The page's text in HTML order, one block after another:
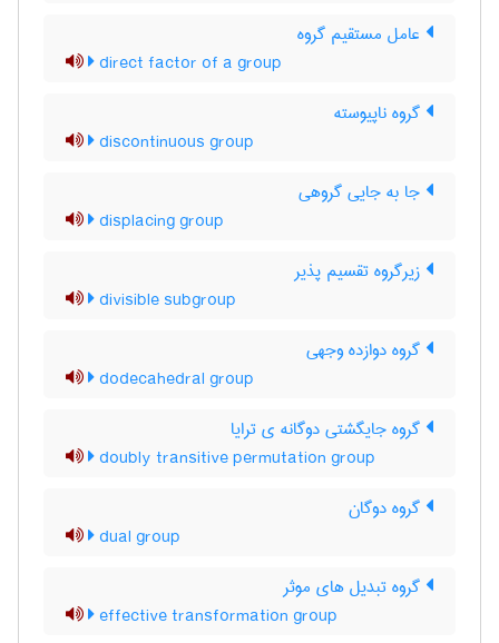
عامل مستقیم گروه
direct factor of a group
گروه ناپیوسته
discontinuous group
جا به جایی گروهی
displacing group
زیرگروه تقسیم پذیر
divisible subgroup
گروه دوازده وجهی
dodecahedral group
گروه جایگشتی دوگانه ی ترایا
doubly transitive permutation group
گروه دوگان
dual group
گروه تبدیل های موثر
effective transformation group